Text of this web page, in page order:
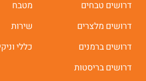
דרושים טבחים
דרושים מלצרים
דרושים ברמנים
דרושים בריסטות
מטבח
שירות
כללי
משרות חמות